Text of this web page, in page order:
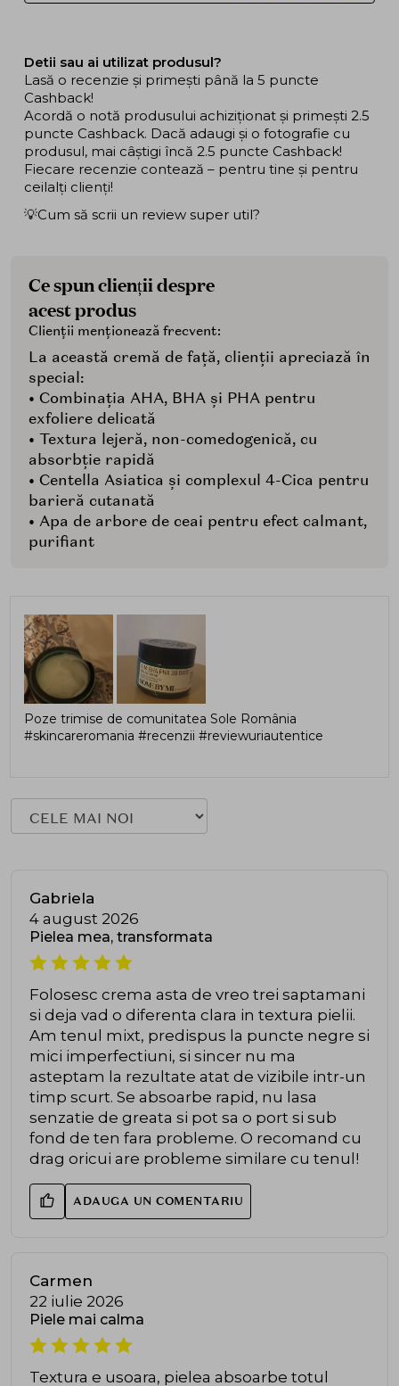
Detii sau ai utilizat produsul?
Lasă o recenzie și primești până la 5 puncte
Cashback!
Acordă o notă produsului achiziționat și primești 2.5
puncte Cashback. Dacă adaugi și o fotografie cu
produsul, mai câștigi încă 2.5 puncte Cashback!
Fiecare recenzie contează – pentru tine și pentru
ceilalți clienți!
💡Cum să scrii un review super util?
Ce spun clienții despre
acest produs
Clienții menționează frecvent:
La această cremă de față, clienții apreciază în
special:
• Combinația AHA, BHA și PHA pentru
exfoliere delicată
• Textura lejeră, non-comedogenică, cu
absorbție rapidă
• Centella Asiatica și complexul 4-Cica pentru
barieră cutanată
• Apa de arbore de ceai pentru efect calmant,
purifiant
Poze trimise de comunitatea Sole România
#skincareromania #recenzii #reviewuriautentice
Gabriela
4 august 2026
Pielea mea, transformata
Folosesc crema asta de vreo trei saptamani
si deja vad o diferenta clara in textura pielii.
Am tenul mixt, predispus la puncte negre si
mici imperfectiuni, si sincer nu ma
asteptam la rezultate atat de vizibile intr-un
timp scurt. Se absoarbe rapid, nu lasa
senzatie de greata si pot sa o port si sub
fond de ten fara probleme. O recomand cu
drag oricui are probleme similare cu tenul!
ADAUGA UN COMENTARIU
Carmen
22 iulie 2026
Piele mai calma
Textura e usoara, pielea absoarbe totul